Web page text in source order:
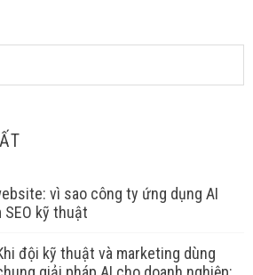
vì sao công ty ứng dụng AI
kỹ thuật
đội kỹ thuật và marketing dùng